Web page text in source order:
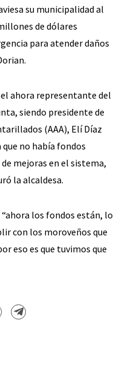
su municipalidad al
de dólares
para atender daños
ahora representante del
siendo presidente de
(AAA), Elí Díaz
no había fondos
mejoras en el sistema,
la alcaldesa.
los fondos están, lo
con los moroveños que
eso es que tuvimos que